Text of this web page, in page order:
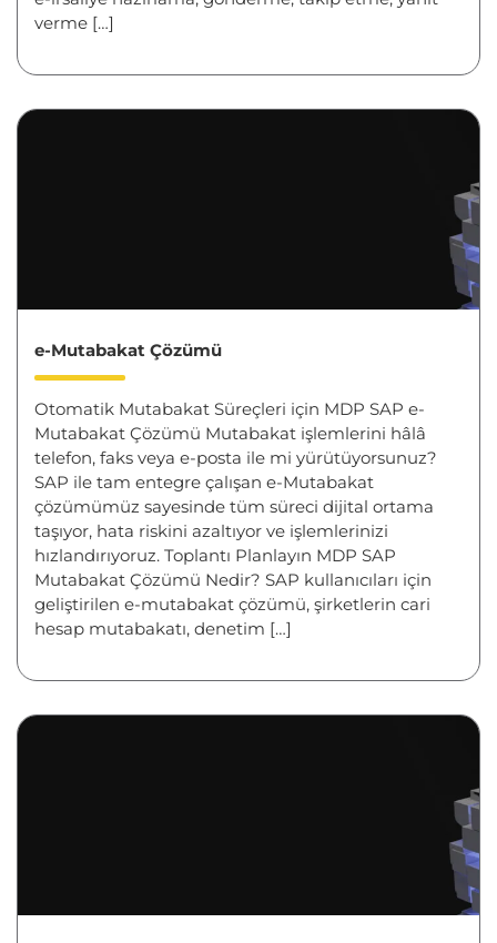
verme […]
e-Mutabakat Çözümü
Otomatik Mutabakat Süreçleri için MDP SAP e-
Mutabakat Çözümü Mutabakat işlemlerini hâlâ
telefon, faks veya e-posta ile mi yürütüyorsunuz?
SAP ile tam entegre çalışan e-Mutabakat
çözümümüz sayesinde tüm süreci dijital ortama
taşıyor, hata riskini azaltıyor ve işlemlerinizi
hızlandırıyoruz. Toplantı Planlayın MDP SAP
Mutabakat Çözümü Nedir? SAP kullanıcıları için
geliştirilen e-mutabakat çözümü, şirketlerin cari
hesap mutabakatı, denetim […]